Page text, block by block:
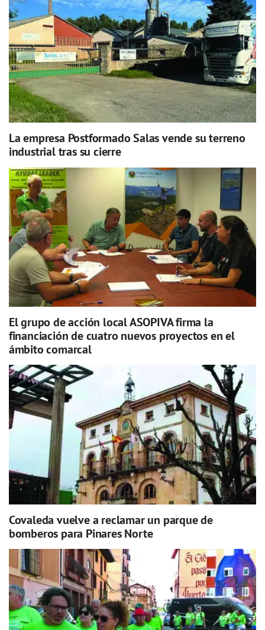
La empresa Postformado Salas vende su terreno
industrial tras su cierre
El grupo de acción local ASOPIVA firma la
financiación de cuatro nuevos proyectos en el
ámbito comarcal
Covaleda vuelve a reclamar un parque de
bomberos para Pinares Norte